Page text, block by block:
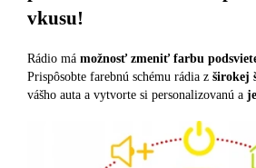
vkusu!
Rádio má možnosť zmeniť farbu
Prispôsobte farebnú schému rádia z širokej
vášho auta a vytvorte si personalizovanú a